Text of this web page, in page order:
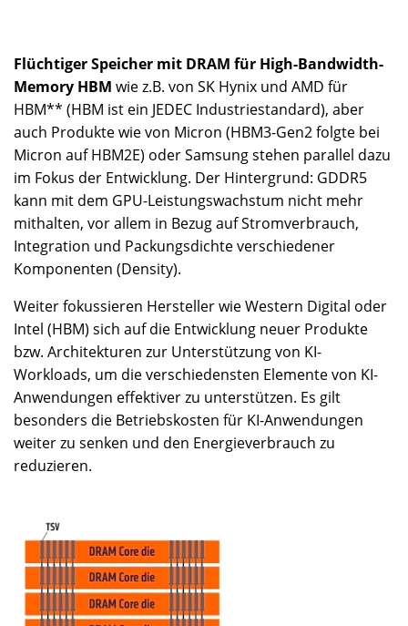
Flüchtiger Speicher mit DRAM für High-Bandwidth-
Memory HBM wie z.B. von SK Hynix und AMD für
HBM** (HBM ist ein JEDEC Industriestandard), aber
auch Produkte wie von Micron (HBM3-Gen2 folgte bei
Micron auf HBM2E) oder Samsung stehen parallel dazu
im Fokus der Entwicklung. Der Hintergrund: GDDR5
kann mit dem GPU-Leistungswachstum nicht mehr
mithalten, vor allem in Bezug auf Stromverbrauch,
Integration und Packungsdichte verschiedener
Komponenten (Density).
Weiter fokussieren Hersteller wie Western Digital oder
Intel (HBM) sich auf die Entwicklung neuer Produkte
bzw. Architekturen zur Unterstützung von KI-
Workloads, um die verschiedensten Elemente von KI-
Anwendungen effektiver zu unterstützen. Es gilt
besonders die Betriebskosten für KI-Anwendungen
weiter zu senken und den Energieverbrauch zu
reduzieren.